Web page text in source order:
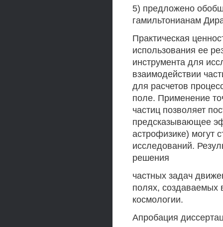
5) предложено
гамильтонианам
Практическая
использования ее
инструмента для
взаимодействии
для расчетов
поле. Применение
частиц позволяет
предсказывающее
астрофизике) могут
исследований.
решения
частных задач
полях, создаваемых
космологии.
Апробация